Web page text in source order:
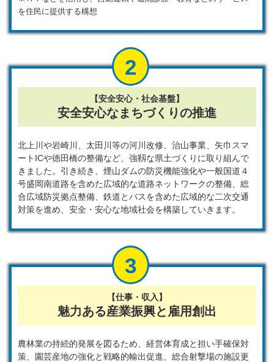
を住民に提供する構想
【安全安心・社会基盤】
安全安心なまちづくりの推進
北上川や岩崎川、太田川等の河川改修、治山事業、矢巾スマ
ートICや徳田橋の整備など、強靱な県土づくりに取り組んで
きました。引き続き、煙山ダムの防災機能強化や一般国道４
号盛岡南道路を含めた広域的な道路ネットワークの整備、総
合広域防災拠点整備、鉄道とバスを含めた広域的な二次交通
対策を進め、安全・安心な地域社会を構築していきます。
【仕事・収入】
魅力ある産業振興と雇用創出
農林業の持続的発展を図るため、経営体育成と担い手確保対
策、園芸産地の強化と戦略的輸出促進、総合射撃場の施設更